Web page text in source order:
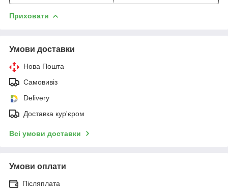
Приховати
Умови доставки
Нова Пошта
Самовивіз
Delivery
Доставка кур'єром
Всі умови доставки
Умови оплати
Післяплата